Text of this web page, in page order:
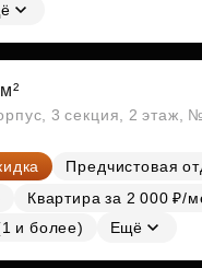
3 секция, 2 этаж,
Предчистовая
Квартира за 2 000 ₽/
и более)
Ещё